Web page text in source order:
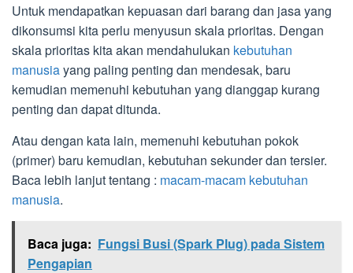
Untuk mendapatkan kepuasan dari barang dan jasa yang
dikonsumsi kita perlu menyusun skala prioritas. Dengan
skala prioritas kita akan mendahulukan kebutuhan
manusiayang paling penting dan mendesak, baru
kemudian memenuhi kebutuhan yang dianggap kurang
penting dan dapat ditunda.
Atau dengan kata lain, memenuhi kebutuhan pokok
(primer) baru kemudian, kebutuhan sekunder dan tersier.
Baca lebih lanjut tentang : macam-macam kebutuhan
manusia.
Baca juga: Fungsi Busi (Spark Plug) pada Sistem
Pengapian